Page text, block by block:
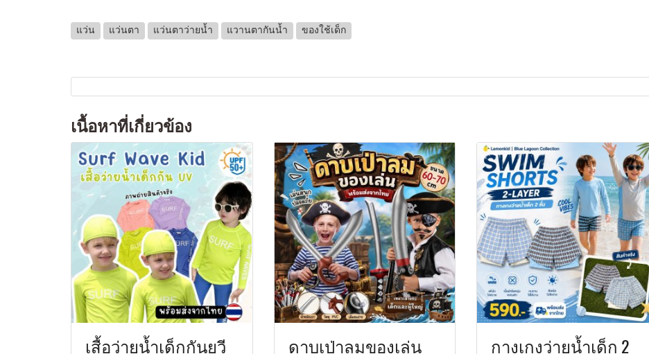
แว่น แว่นตา แว่นตาว่ายน้ำ แวานตากันน้ำ ของใช้เด็ก
เนื้อหาที่เกี่ยวข้อง
เสื้อว่ายน้ำเด็กกันยูวี
ดาบเป่าลมของเล่น
กางเกงว่ายน้ำเด็ก 2